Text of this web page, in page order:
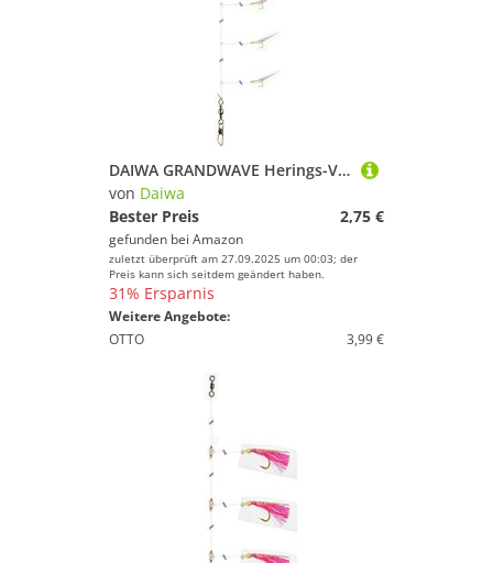
DAIWA GRANDWAVE Herings-Vorfach Mit Fischhaut Glow 135cm 16517-235
von Daiwa
Bester Preis
2,75 €
gefunden bei Amazon
zuletzt überprüft am 27.09.2025 um 00:03; der
Preis kann sich seitdem geändert haben.
31% Ersparnis
Weitere Angebote:
OTTO
3,99 €